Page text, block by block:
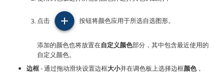
点击 按钮将颜色应用于所选自选图形。
添加的颜色也将放置在自定义颜色部分，其中包含最近使用的
自定义颜色。
边框- 通过拖动滑块设置边框大小并在调色板上选择边框颜色，